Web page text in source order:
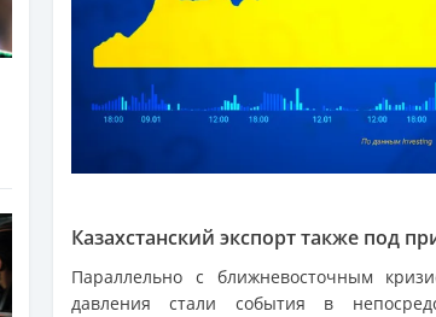
Казахстанский экспорт также под
Параллельно с ближневосточным
давления стали события в